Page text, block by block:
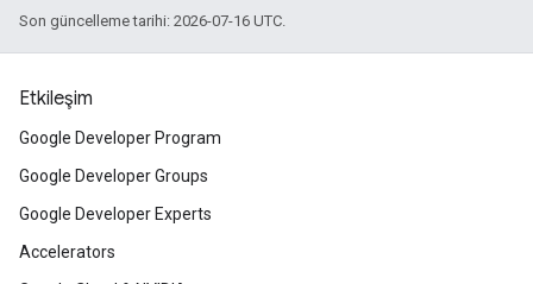
Son güncelleme tarihi: 2026-07-16 UTC.
Etkileşim
Google Developer Program
Google Developer Groups
Google Developer Experts
Accelerators